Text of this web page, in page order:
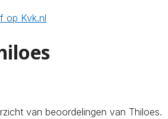
op Kvk.nl
van beoordelingen van Thiloes.